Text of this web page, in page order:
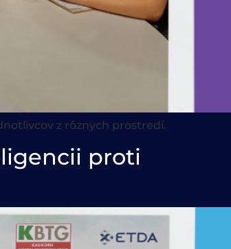
z rôznych prostredí.
proti